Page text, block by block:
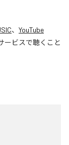
、 YouTube
ービスで聴くこと